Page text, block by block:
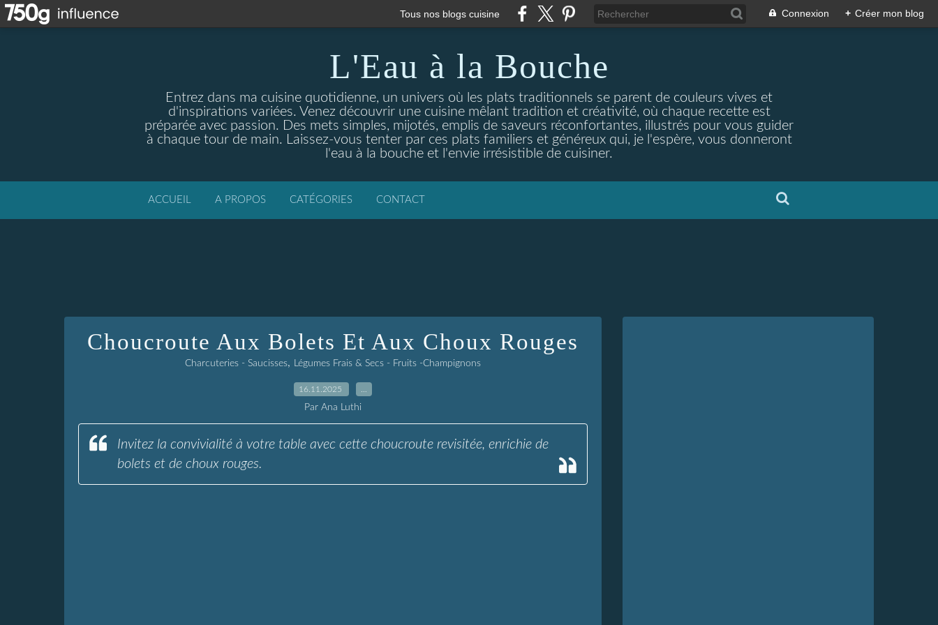
Tous nos blogs cuisine Connexion + Créer mon blog
L'Eau à la Bouche
Entrez dans ma cuisine quotidienne, un univers où les plats traditionnels se parent de couleurs vives et
d'inspirations variées. Venez découvrir une cuisine mêlant tradition et créativité, où chaque recette est
préparée avec passion. Des mets simples, mijotés, emplis de saveurs réconfortantes, illustrés pour vous guider
à chaque tour de main. Laissez-vous tenter par ces plats familiers et généreux qui, je l'espère, vous donneront
l'eau à la bouche et l'envie irrésistible de cuisiner.
ACCUEIL A PROPOS CATÉGORIES CONTACT
Choucroute Aux Bolets Et Aux Choux Rouges
Charcuteries - Saucisses, Légumes Frais & Secs - Fruits -Champignons
16.11.2025
Par Ana Luthi
Invitez la convivialité à votre table avec cette choucroute revisitée, enrichie de
bolets et de choux rouges.